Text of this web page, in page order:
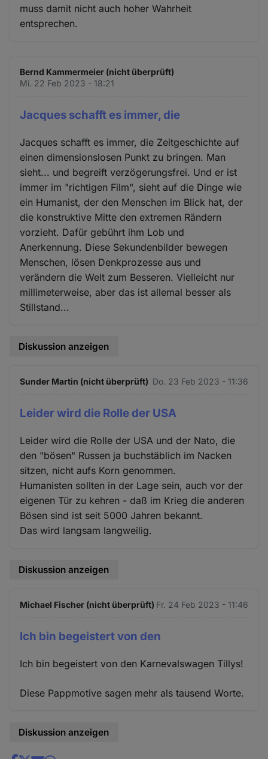
muss damit nicht auch hoher Wahrheit
entsprechen.
Bernd Kammermeier (nicht überprüft)
Mi. 22 Feb 2023 - 18:21
Jacques schafft es immer, die
Jacques schafft es immer, die Zeitgeschichte auf
einen dimensionslosen Punkt zu bringen. Man
sieht... und begreift verzögerungsfrei. Und er ist
immer im "richtigen Film", sieht auf die Dinge wie
ein Humanist, der den Menschen im Blick hat, der
die konstruktive Mitte den extremen Rändern
vorzieht. Dafür gebührt ihm Lob und
Anerkennung. Diese Sekundenbilder bewegen
Menschen, lösen Denkprozesse aus und
verändern die Welt zum Besseren. Vielleicht nur
millimeterweise, aber das ist allemal besser als
Stillstand...
Diskussion anzeigen
Sunder Martin (nicht überprüft) Do. 23 Feb 2023 - 11:36
Leider wird die Rolle der USA
Leider wird die Rolle der USA und der Nato, die
den "bösen" Russen ja buchstäblich im Nacken
sitzen, nicht aufs Korn genommen.
Humanisten sollten in der Lage sein, auch vor der
eigenen Tür zu kehren - daß im Krieg die anderen
Bösen sind ist seit 5000 Jahren bekannt.
Das wird langsam langweilig.
Diskussion anzeigen
Michael Fischer (nicht überprüft) Fr. 24 Feb 2023 - 11:46
Ich bin begeistert von den
Ich bin begeistert von den Karnevalswagen Tillys!
Diese Pappmotive sagen mehr als tausend Worte.
Diskussion anzeigen